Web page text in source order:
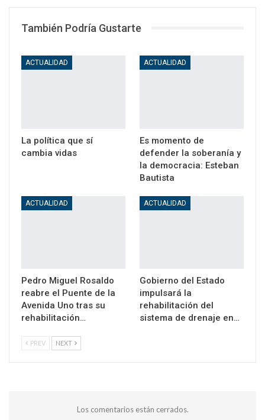
También Podría Gustarte
ACTUALIDAD
La política que sí
cambia vidas
ACTUALIDAD
Es momento de
defender la soberanía y
la democracia: Esteban
Bautista
ACTUALIDAD
Pedro Miguel Rosaldo
reabre el Puente de la
Avenida Uno tras su
rehabilitación…
ACTUALIDAD
Gobierno del Estado
impulsará la
rehabilitación del
sistema de drenaje en…
PREV NEXT
Los comentarios están cerrados.